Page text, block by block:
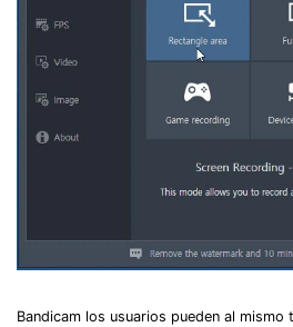
Bandicam los usuarios pueden al mismo